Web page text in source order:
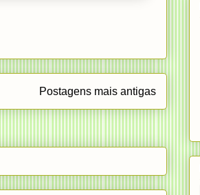
Postagens mais antigas